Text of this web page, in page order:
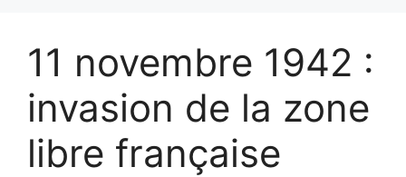
11 novembre 1942 :
invasion de la zone
libre française